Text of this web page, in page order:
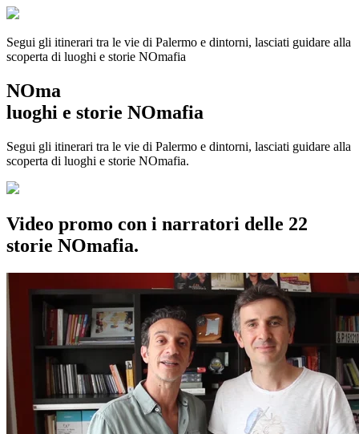
Segui gli itinerari tra le vie di Palermo e dintorni, lasciati guidare alla
scoperta di luoghi e storie NOmafia
NOma
luoghi e storie NOmafia
Segui gli itinerari tra le vie di Palermo e dintorni, lasciati guidare alla
scoperta di luoghi e storie NOmafia.
Video promo con i narratori delle 22
storie NOmafia.